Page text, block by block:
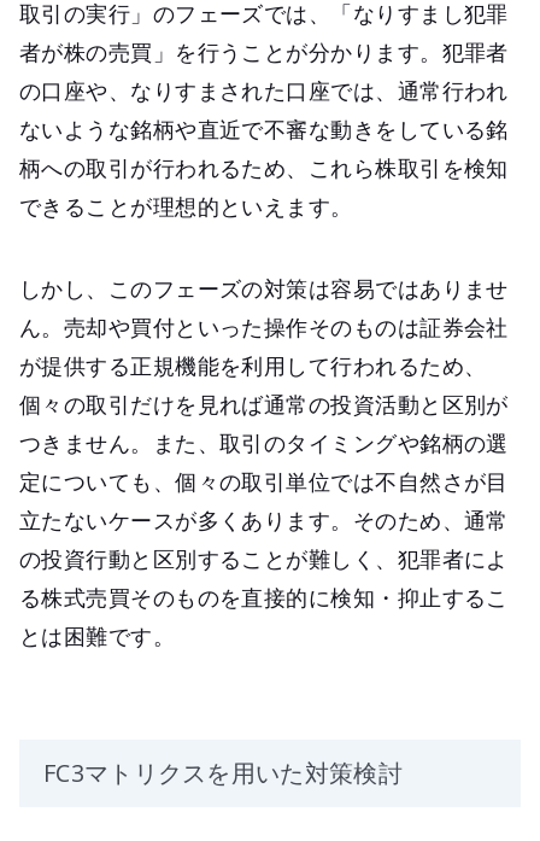
取引の実行」のフェーズでは、「なりすまし犯罪
者が株の売買」を行うことが分かります。犯罪者
の口座や、なりすまされた口座では、通常行われ
ないような銘柄や直近で不審な動きをしている銘
柄への取引が行われるため、これら株取引を検知
できることが理想的といえます。
しかし、このフェーズの対策は容易ではありませ
ん。売却や買付といった操作そのものは証券会社
が提供する正規機能を利用して行われるため、
個々の取引だけを見れば通常の投資活動と区別が
つきません。また、取引のタイミングや銘柄の選
定についても、個々の取引単位では不自然さが目
立たないケースが多くあります。そのため、通常
の投資行動と区別することが難しく、犯罪者によ
る株式売買そのものを直接的に検知・抑止するこ
とは困難です。
FC3マトリクスを用いた対策検討